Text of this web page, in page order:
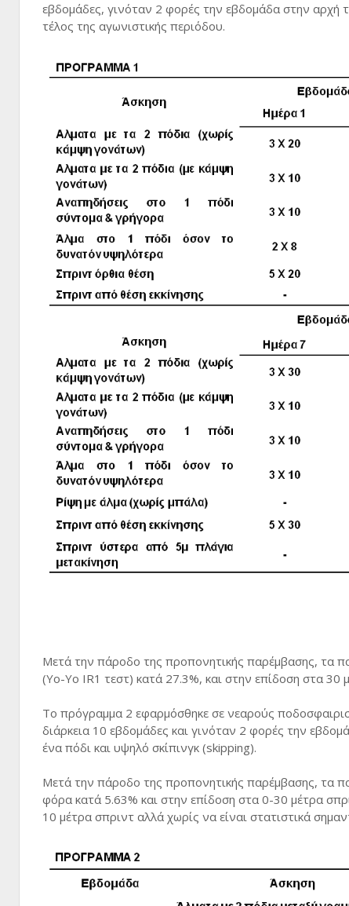
εβδομάδες, γινόταν 2 φορές την εβδομάδα στην αρχή
τέλος της αγωνιστικής περιόδου.
Μετά την πάροδο της προπονητικής παρέμβασης, τα
(Yo-Yo IR1 τεστ) κατά 27.3%, και στην επίδοση στα 30
Το πρόγραμμα 2 εφαρμόσθηκε σε νεαρούς
διάρκεια 10 εβδομάδες και γινόταν 2 φορές την
ένα πόδι και υψηλό σκίπινγκ (skipping).
Μετά την πάροδο της προπονητικής παρέμβασης, τα
φόρα κατά 5.63% και στην επίδοση στα 0-30 μέτρα
10 μέτρα σπριντ αλλά χωρίς να είναι στατιστικά